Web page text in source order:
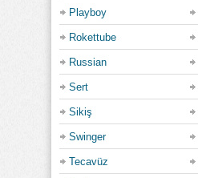
Playboy
Rokettube
Russian
Sert
Sikiş
Swinger
Tecavüz